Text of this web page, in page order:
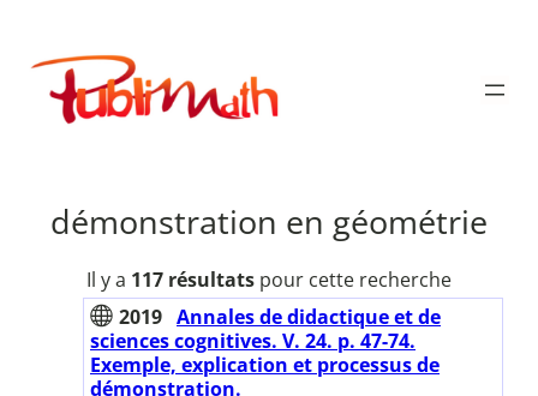
contenu
Publimath
démonstration en géométrie
Il y a 117 résultats pour cette recherche
2019 Annales de didactique et de
sciences cognitives. V. 24. p. 47-74.
Exemple, explication et processus de
démonstration.